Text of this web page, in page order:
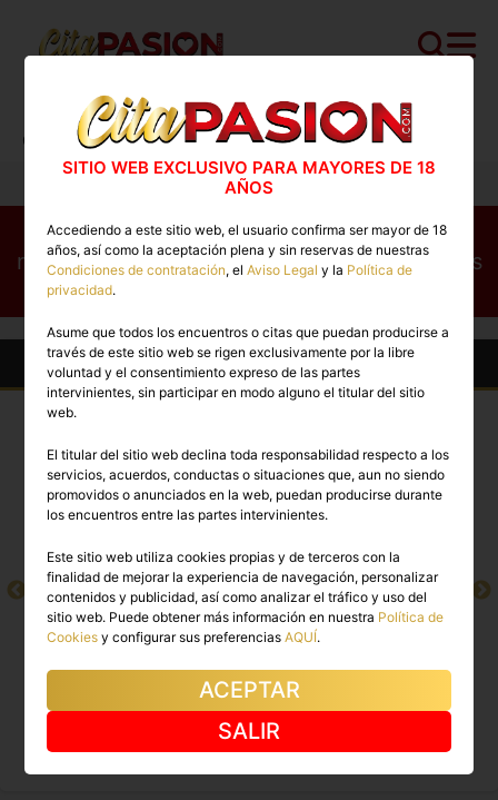
Cita PASION.COM>Escorts>La Rioja> Logroño
Camila
Este perfil no está disponible en este
momento. Conoce otros perfiles disponibles
Otras Escorts en Logroño
CRISTAL
PREMIUM
VANESSA
PREMIUM
SITIO WEB EXCLUSIVO PARA MAYORES DE 18
AÑOS
Accediendo a este sitio web, el usuario confirma ser mayor de 18
años, así como la aceptación plena y sin reservas de nuestras
Condiciones de contratación, elAviso Legal y la Política de
privacidad.
Asume que todos los encuentros o citas que puedan producirse a
través de este sitio web se rigen exclusivamente por la libre
voluntad y el consentimiento expreso de las partes
intervinientes, sin participar en modo alguno el titular del sitio
web.
El titular del sitio web declina toda responsabilidad respecto a los
servicios, acuerdos, conductas o situaciones que, aun no siendo
promovidos o anunciados en la web, puedan producirse durante
los encuentros entre las partes intervinientes.
Este sitio web utiliza cookies propias y de terceros con la
finalidad de mejorar la experiencia de navegación, personalizar
contenidos y publicidad, así como analizar el tráfico y uso del
sitio web. Puede obtener más información en nuestra Política de
Cookies y configurar sus preferenciasAQUÍ.
ACEPTAR
SALIR